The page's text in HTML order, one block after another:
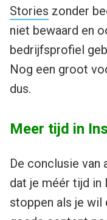
Stories zonder
niet bewaard en
bedrijfsprofiel
Nog een groot
dus.
Meer tijd in
De conclusie van
dat je méér tijd in
stoppen als je wil